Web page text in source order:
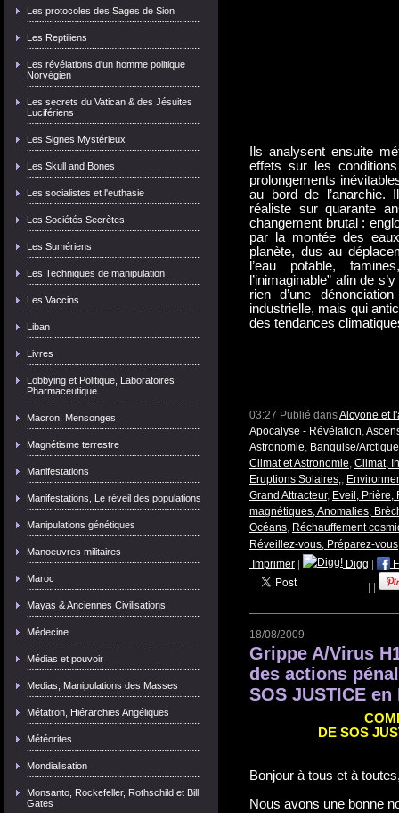
Les protocoles des Sages de Sion
Les Reptiliens
Les révélations d'un homme politique
Norvégien
Les secrets du Vatican & des Jésuites
Lucifériens
Les Signes Mystérieux
Les Skull and Bones
Les socialistes et l'euthasie
Les Sociétés Secrètes
Les Sumériens
Les Techniques de manipulation
Les Vaccins
Liban
Livres
Lobbying et Politique, Laboratoires
Pharmaceutique
Macron, Mensonges
Magnétisme terrestre
Manifestations
Manifestations, Le réveil des populations
Manipulations génétiques
Manoeuvres militaires
Maroc
Mayas & Anciennes Civilisations
Médecine
Médias et pouvoir
Medias, Manipulations des Masses
Métatron, Hiérarchies Angéliques
Météorites
Mondialisation
Monsanto, Rockefeller, Rothschild et Bill
Gates
Ils analysent ensuite
effets sur les
prolongements
au bord de l’anarchie.
réaliste sur quarante
changement brutal :
par la montée des
planète, dus au
l’eau potable,
l’inimaginable” afin de
rien d’une
industrielle, mais qui
des tendances
03:27 Publié dansAlcyone et
Apocalyse - Révélation,
Astronomie, Banquise/
Climat et Astronomie, Climat,
Eruptions Solaires,,
Grand Attracteur, Eveil, Prière,
magnétiques, Anomalies,
Océans, Réchauffement
Réveillez-vous, Préparez-vous
Imprimer
Digg
18/08/2009
Grippe A/Virus
des actions
SOS JUSTICE
DE SOS
Bonjour à tous et à
Nous avons une bonne